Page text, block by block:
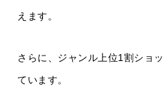
えます。
さらに、ジャンル上位1割ショ
ています。